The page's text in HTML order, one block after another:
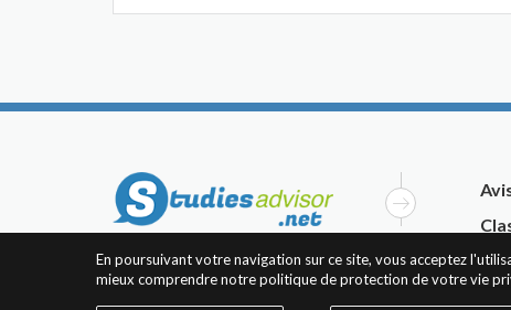
En poursuivant votre navigation sur ce site, vous acceptez
mieux comprendre notre politique de protection de votre vie